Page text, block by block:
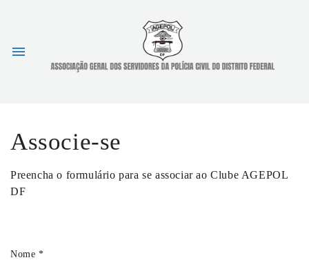
menu
Associe-se
Preencha o formulário para se associar ao Clube AGEPOL
DF
Nome *